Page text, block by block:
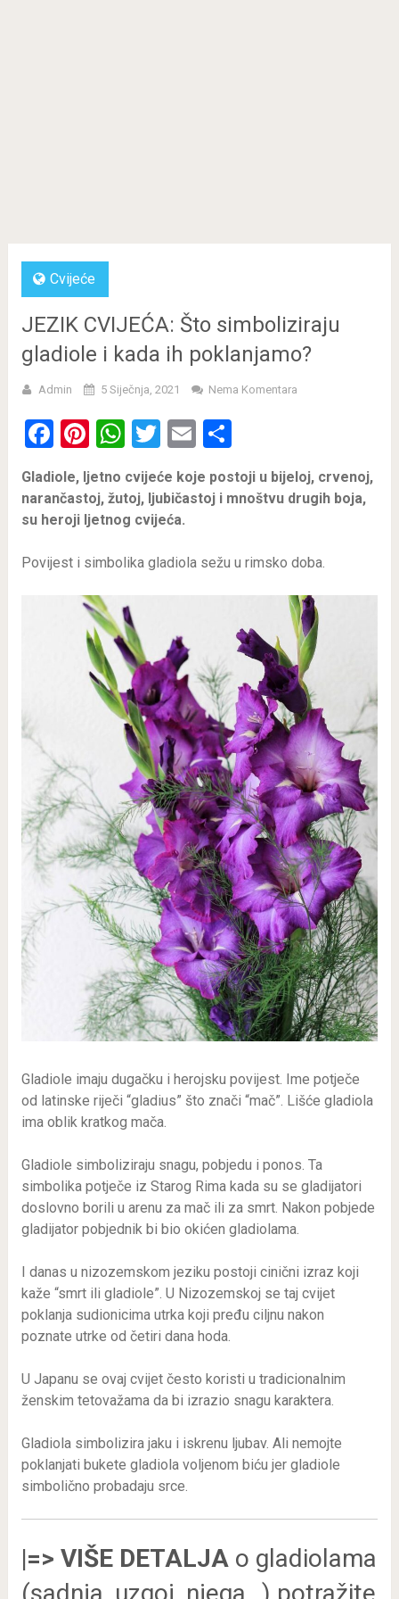
Cvijeće
JEZIK CVIJEĆA: Što simboliziraju
gladiole i kada ih poklanjamo?
Admin 5 Siječnja, 2021 Nema Komentara
Facebook
Pinterest
WhatsApp
Twitter
EmailShare
Gladiole, ljetno cvijeće koje postoji u bijeloj, crvenoj,
narančastoj, žutoj, ljubičastoj i mnoštvu drugih boja,
su heroji ljetnog cvijeća.
Povijest i simbolika gladiola sežu u rimsko doba.
Gladiole imaju dugačku i herojsku povijest. Ime potječe
od latinske riječi “gladius” što znači “mač”. Lišće gladiola
ima oblik kratkog mača.
Gladiole simboliziraju snagu, pobjedu i ponos. Ta
simbolika potječe iz Starog Rima kada su se gladijatori
doslovno borili u arenu za mač ili za smrt. Nakon pobjede
gladijator pobjednik bi bio okićen gladiolama.
I danas u nizozemskom jeziku postoji cinični izraz koji
kaže “smrt ili gladiole”. U Nizozemskoj se taj cvijet
poklanja sudionicima utrka koji pređu ciljnu nakon
poznate utrke od četiri dana hoda.
U Japanu se ovaj cvijet često koristi u tradicionalnim
ženskim tetovažama da bi izrazio snagu karaktera.
Gladiola simbolizira jaku i iskrenu ljubav. Ali nemojte
poklanjati bukete gladiola voljenom biću jer gladiole
simbolično probadaju srce.
|=> VIŠE DETALJAo gladiolama